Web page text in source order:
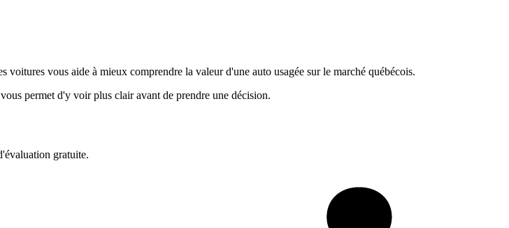
vous aide à mieux comprendre la valeur d'une auto usagée sur le marché québécois.
permet d'y voir plus clair avant de prendre une décision.
gratuite.